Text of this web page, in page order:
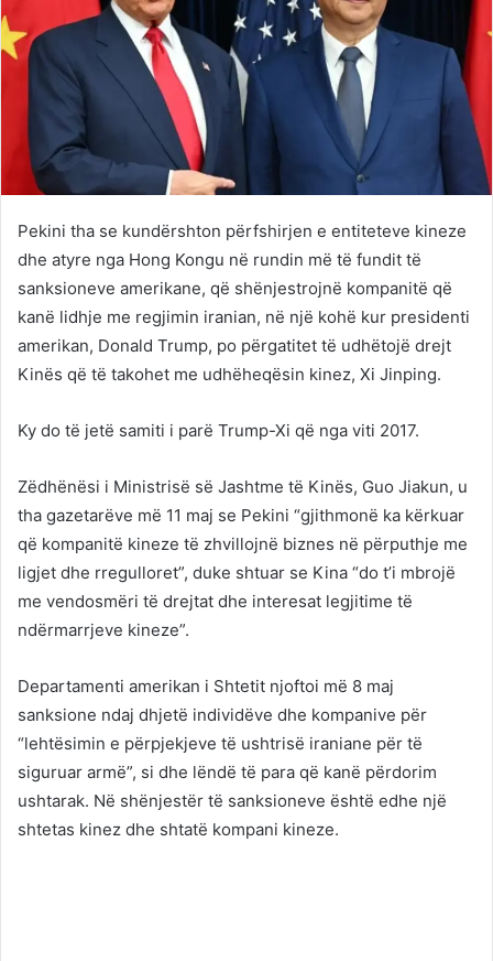
Pekini tha se kundërshton përfshirjen e entiteteve kineze
dhe atyre nga Hong Kongu në rundin më të fundit të
sanksioneve amerikane, që shënjestrojnë kompanitë që
kanë lidhje me regjimin iranian, në një kohë kur presidenti
amerikan, Donald Trump, po përgatitet të udhëtojë drejt
Kinës që të takohet me udhëheqësin kinez, Xi Jinping.
Ky do të jetë samiti i parë Trump-Xi që nga viti 2017.
Zëdhënësi i Ministrisë së Jashtme të Kinës, Guo Jiakun, u
tha gazetarëve më 11 maj se Pekini “gjithmonë ka kërkuar
që kompanitë kineze të zhvillojnë biznes në përputhje me
ligjet dhe rregulloret”, duke shtuar se Kina “do t’i mbrojë
me vendosmëri të drejtat dhe interesat legjitime të
ndërmarrjeve kineze”.
Departamenti amerikan i Shtetit njoftoi më 8 maj
sanksione ndaj dhjetë individëve dhe kompanive për
“lehtësimin e përpjekjeve të ushtrisë iraniane për të
siguruar armë”, si dhe lëndë të para që kanë përdorim
ushtarak. Në shënjestër të sanksioneve është edhe një
shtetas kinez dhe shtatë kompani kineze.